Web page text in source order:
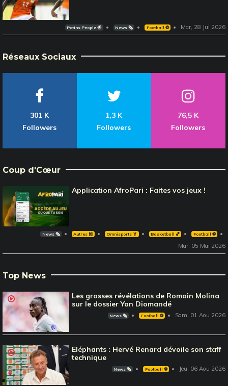
Potins People 🌟 News 🗞️ Football ⚽️ Mar, 28 Jul 2026
Réseaux Sociaux
301 K
Followers
1,3 K
Followers
76,5 K
Followers
Coup d'Cœur
Application AfroPari : Faites vos jeux !
News 🗞️ Autres 🎽 Omnisports 🏅 Basketball 🏀 Football ⚽️
Mar, 05 Mai 2026
Top News
Les grosses révélations de Romain Molina
sur le dossier Yan Diomandé
News 🗞️ Football ⚽️ Sam, 01 Aou 2026
Eléphants : Hervé Renard dévoile son staff
technique
News 🗞️ Football ⚽️ Jeu, 06 Aou 2026